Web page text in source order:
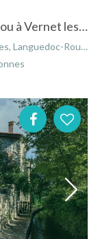
Maison avec jardin et vue sur le Canigou à Vernet les Bains
Occitanie, France